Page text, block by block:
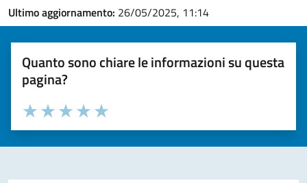
Ultimo aggiornamento: 26/05/2025, 11:14
Quanto sono chiare le informazioni su questa
pagina?
Valuta la chiarezza delle informazioni (da 1 a 5 stelle)
Seleziona il numero di stelle per valutare la chiarezza delle
Valuta 5 stelle su 5
Valuta 4 stelle su 5
Valuta 3 stelle su 5
Valuta 2 stelle su 5
Valuta 1 stelle su 5